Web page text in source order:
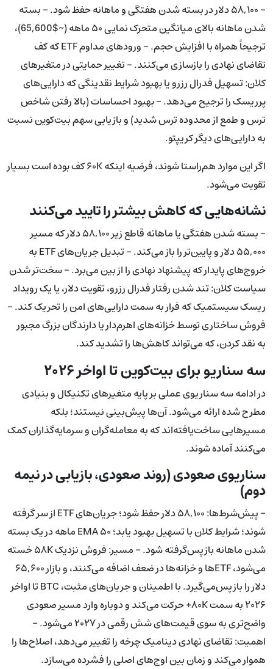
- ۵۸,۱۰۰ دلار در بسته شدن هفتگی و ماهانه حفظ شود. - بسته
شدن ماهانه بالای میانگین متحرک نمایی ۵۰ ماهه (~$65,600)،
ترجیحاً همراه با افزایش حجم. - ورودهای مداوم ETF که کف
تقاضای نهادی را بازسازی می‌کنند. - تغییر حمایتی در متغیرهای
کلان: تسهیل فدرال رزرو یا بهبود شرایط نقدینگی که دارایی‌های
پرریسک را ترجیح می‌دهد. - بهبود احساسات (بالا رفتن شاخص
ترس و طمع از محدوده ترس شدید) و بازیابی سهم بیت‌کوین نسبت
به دارایی‌های دیگر کریپتو.
اگر این موارد هم‌راستا شوند، فرضیه اینکه ۶۰K کف بوده است بسیار
تقویت می‌شود.
نشانه‌هایی که کاهش بیشتر را تایید می‌کنند
- بسته شدن هفتگی یا ماهانه قاطع زیر ۵۸,۱۰۰ دلار که مسیر
۵۵,۰۰۰ دلار و پایین‌تر را باز می‌کند. - تبدیل جریان‌های ETF به
خروج‌های پایدار که پیشنهاد نهادی را از بین می‌برد. - سخت‌تر شدن
سیاست کلان: تند شدن رفتار فدرال رزرو، تقویت دلار، یا یک رویداد
ریسک سیستمیک که فرار به سمت دارایی‌های امن را تحریک کند. -
فروش ساختاری توسط خزانه‌های اهرم‌دار یا دارندگان بزرگ مجبور
به نقد کردن، که می‌تواند کاهش‌ها را تشدید کند.
سه سناریو برای بیت‌کوین تا اواخر ۲۰۲۶
در ادامه سه سناریوی عملی بر پایه متغیرهای تکنیکال و بنیادی
مطرح شده ارائه می‌شود. آن‌ها پیش‌بینی نیستند؛ بلکه
مسیرهایی ساخت‌یافته‌اند که به معامله‌گران و سرمایه‌گذاران کمک
می‌کنند آماده شوند.
سناریوی صعودی (روند صعودی، بازیابی در نیمه
دوم)
- پیش‌شرط‌ها: ۵۸,۱۰۰ دلار حفظ شود؛ جریان‌های ETF از سر گرفته
شوند؛ شرایط کلان با تسهیل بهبود یابد؛ EMA ۵۰ ماهه در یک بسته
شدن ماهانه بازپس‌گرفته شود. - مسیر: فروش نزدیک ۵۸K خسته
می‌شود، ETFها و خزانه‌ها در ضعف اضافه می‌کنند، و بازار ۶۵,۶۰۰
دلار را بازپس‌می‌گیرد. با اطمینان و جریان‌های مثبت، BTC تا اواخر
۲۰۲۶ به سمت ۸۰K+ حرکت می‌کند و دوباره وارد مسیر صعودی
واضح‌تری به سوی قیمت‌های شش رقمی در ۲۰۲۷ می‌شود. -
اهمیت: تقاضای نهادی دینامیک چرخه را تغییر می‌دهد، اصلاح‌ها را
هموار می‌کند و زمان بین اوج‌های اصلی را فشرده می‌سازد.